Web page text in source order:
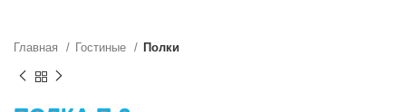
Главная Гостиные Полки